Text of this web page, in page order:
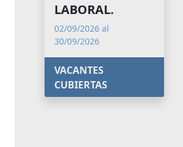
LABORAL.
02/09/2026 al
30/09/2026
VACANTES
CUBIERTAS